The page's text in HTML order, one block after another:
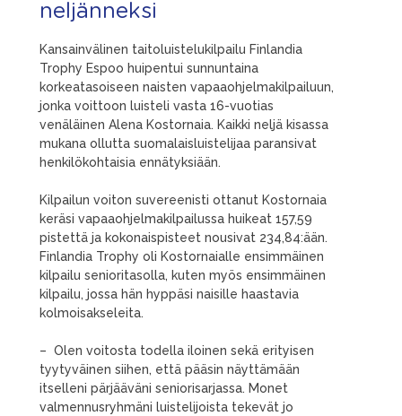
neljänneksi
Kansainvälinen taitoluistelukilpailu Finlandia
Trophy Espoo huipentui sunnuntaina
korkeatasoiseen naisten vapaaohjelmakilpailuun,
jonka voittoon luisteli vasta 16-vuotias
venäläinen Alena Kostornaia. Kaikki neljä kisassa
mukana ollutta suomalaisluistelijaa paransivat
henkilökohtaisia ennätyksiään.
Kilpailun voiton suvereenisti ottanut Kostornaia
keräsi vapaaohjelmakilpailussa huikeat 157,59
pistettä ja kokonaispisteet nousivat 234,84:ään.
Finlandia Trophy oli Kostornaialle ensimmäinen
kilpailu senioritasolla, kuten myös ensimmäinen
kilpailu, jossa hän hyppäsi naisille haastavia
kolmoisakseleita.
– Olen voitosta todella iloinen sekä erityisen
tyytyväinen siihen, että pääsin näyttämään
itselleni pärjääväni seniorisarjassa. Monet
valmennusryhmäni luistelijoista tekevät jo